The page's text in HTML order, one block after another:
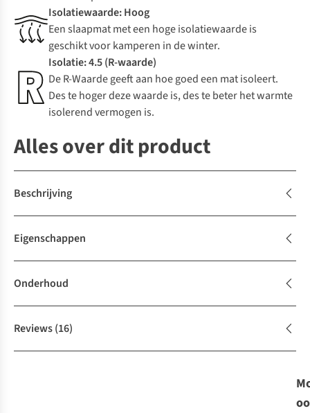
Isolatiewaarde: Hoog
Een slaapmat met een hoge isolatiewaarde is
geschikt voor kamperen in de winter.
Isolatie: 4.5 (R-waarde)
De R-Waarde geeft aan hoe goed een mat isoleert.
Des te hoger deze waarde is, des te beter het warmte
isolerend vermogen is.
Alles over dit product
Beschrijving
Eigenschappen
Onderhoud
Reviews(16)